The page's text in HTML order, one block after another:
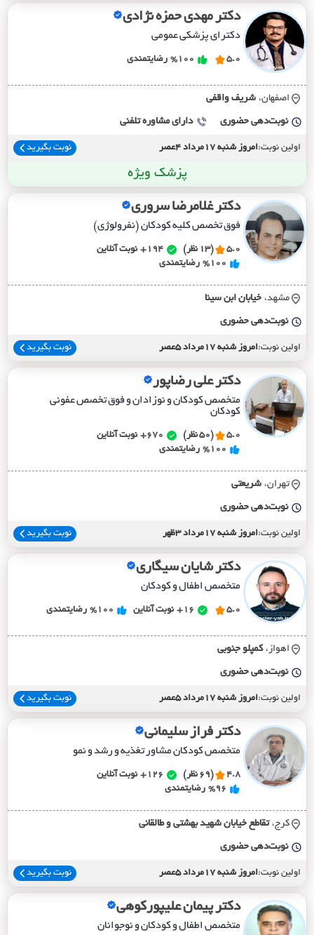
دکتر مهدی حمزه نژادی
دکترای پزشکی عمومی
5.0
%100 رضایتمندی
اصفهان، شريف واقفي
نوبت‌دهی حضوری دارای مشاوره تلفنی
اولین نوبت:امروز شنبه 17مرداد 4عصر نوبت بگیرید
پزشک ویژه
دکتر غلامرضا سروری
فوق تخصص کلیه کودکان (نفرولوژی)
5.0 (13 نظر) 194+
نوبت آنلاین
%100 رضایتمندی
مشهد، خيابان ابن سينا
نوبت‌دهی حضوری
اولین نوبت:امروز شنبه 17مرداد 5عصر نوبت بگیرید
دکتر علی رضاپور
متخصص کودکان و نوزادان و فوق تخصص عفونی
کودکان
5.0 (50 نظر) 670+
نوبت آنلاین
%100 رضایتمندی
تهران، شريعتي
نوبت‌دهی حضوری
اولین نوبت:امروز شنبه 17مرداد 3ظهر نوبت بگیرید
دکتر شایان سیگاری
متخصص اطفال و کودکان
5.0
16+ نوبت آنلاین %100 رضایتمندی
اهواز، کمپلو جنوبي
نوبت‌دهی حضوری
اولین نوبت:امروز شنبه 17مرداد 5عصر نوبت بگیرید
دکتر فراز سلیمانی
متخصص کودکان مشاور تغذیه و رشد و نمو
4.8 (69 نظر) 126+
نوبت آنلاین
%96 رضایتمندی
کرج، تقاطع خيابان شهيد بهشتي و طالقاني
نوبت‌دهی حضوری
اولین نوبت:امروز شنبه 17مرداد 5عصر نوبت بگیرید
دکتر پیمان علیپورکوهی
متخصص اطفال و کودکان و نوجوانان